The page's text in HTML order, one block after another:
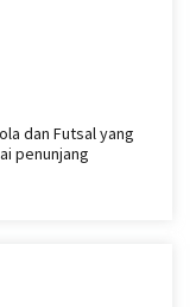
dan Futsal yang
penunjang